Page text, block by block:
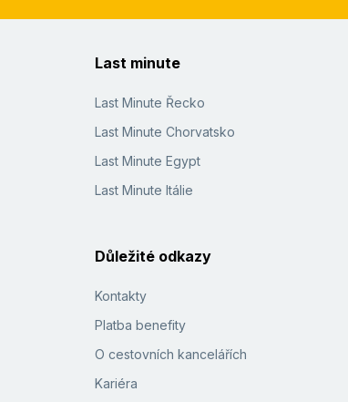
Last minute
Last Minute Řecko
Last Minute Chorvatsko
Last Minute Egypt
Last Minute Itálie
Důležité odkazy
Kontakty
Platba benefity
O cestovních kancelářích
Kariéra